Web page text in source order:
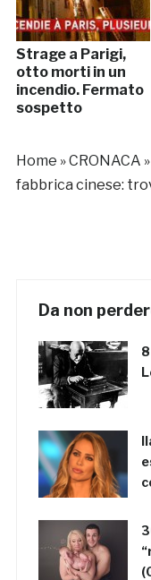
Strage a Parigi,
otto morti in un
incendio. Fermato
sospetto
Home »CRONACA »
fabbrica cinese:
Da non